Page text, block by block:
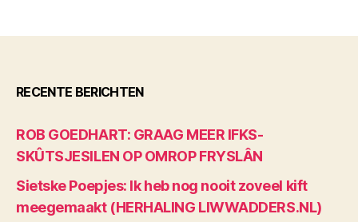
RECENTE BERICHTEN
ROB GOEDHART: GRAAG MEER IFKS-
SKÛTSJESILEN OP OMROP FRYSLÂN
Sietske Poepjes: Ik heb nog nooit zoveel kift
meegemaakt (HERHALING LIWWADDERS.NL)